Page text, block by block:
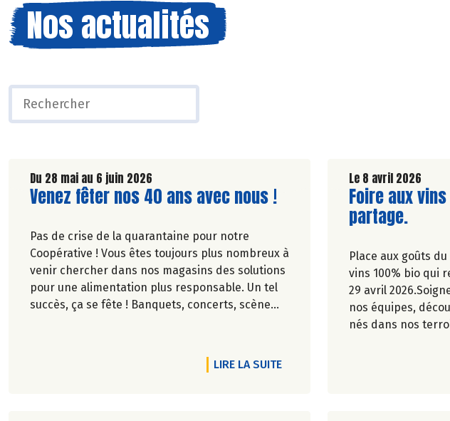
Nos actualités
Du 28 mai au 6 juin 2026
Lire la suite de l'article
Venez fêter nos 40 ans avec nous !
Pas de crise de la quarantaine pour notre
Coopérative ! Vous êtes toujours plus nombreux à
venir chercher dans nos magasins des solutions
pour une alimentation plus responsable. Un tel
succès, ça se fête ! Banquets, concerts, scène
LIRE LA SUITEDE L'ARTICLE VENEZ FÊTER NOS
Le 8 avril 2026
Lire la suite
Foire aux
partage.
Place aux goûts
vins 100% bio qui
29 avril
nos équipes,
nés dans nos